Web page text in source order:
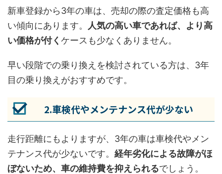
新車登録から3年の車は、売却の際の査定価格も高
い傾向にあります。
人気の高い車であれば、より高
い価格が付く ケースも少なくありません。
早い段階での乗り換えを検討されている方は、3年
目の乗り換えがおすすめです。
2.車検代やメンテナンス代が少ない
走行距離にもよりますが、3年の車は車検代やメン
テナンス代が少ないです。 経年劣化による故障がほ
ぼないため、車の維持費を抑えられるでしょう。